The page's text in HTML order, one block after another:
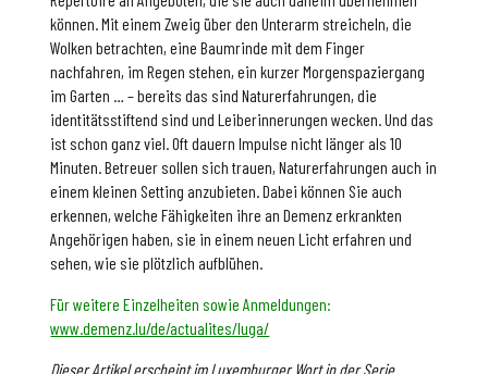
können. Mit einem Zweig über den Unterarm streicheln, die
Wolken betrachten, eine Baumrinde mit dem Finger
nachfahren, im Regen stehen, ein kurzer Morgenspaziergang
im Garten … – bereits das sind Naturerfahrungen, die
identitätsstiftend sind und Leiberinnerungen wecken. Und das
ist schon ganz viel. Oft dauern Impulse nicht länger als 10
Minuten. Betreuer sollen sich trauen, Naturerfahrungen auch in
einem kleinen Setting anzubieten. Dabei können Sie auch
erkennen, welche Fähigkeiten ihre an Demenz erkrankten
Angehörigen haben, sie in einem neuen Licht erfahren und
sehen, wie sie plötzlich aufblühen.
Für weitere Einzelheiten sowie Anmeldungen:
www.demenz.lu/de/actualites/luga/
Dieser Artikel erscheint im Luxemburger Wort in der Serie